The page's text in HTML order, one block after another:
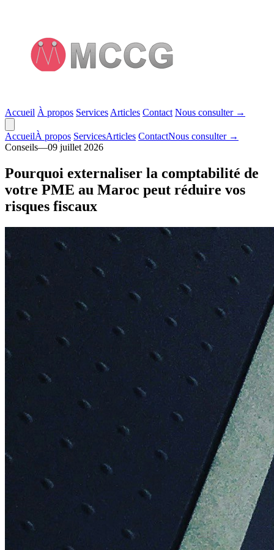
Accueil À propos Services Articles Contact Nous consulter →
AccueilÀ propos ServicesArticles ContactNous consulter →
Conseils—09 juillet 2026
Pourquoi externaliser la comptabilité de
votre PME au Maroc peut réduire vos
risques fiscaux